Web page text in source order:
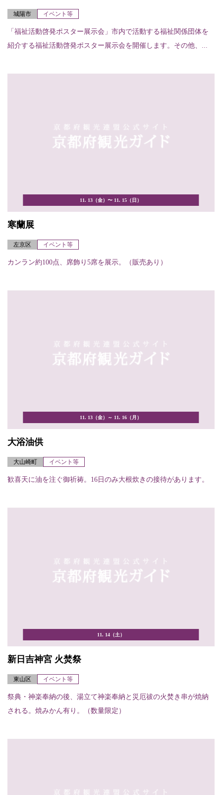
城陽市 イベント等
「福祉活動啓発ポスター展示会」市内で活動する福祉関係団体を
紹介する福祉活動啓発ポスター展示会を開催します。その他、...
11. 13（金）〜 11. 15（日）
寒蘭展
左京区 イベント等
カンラン約100点、席飾り5席を展示。（販売あり）
11. 13（金）～ 11. 16（月）
大浴油供
大山崎町 イベント等
歓喜天に油を注ぐ御祈祷。16日のみ大根炊きの接待があります。
11. 14（土）
新日吉神宮 火焚祭
東山区 イベント等
祭典・神楽奉納の後、湯立て神楽奉納と災厄祓の火焚き串が焼納
される。焼みかん有り。（数量限定）